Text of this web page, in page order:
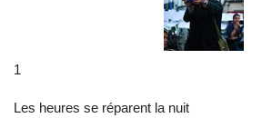
1
Les heures se réparent la nuit